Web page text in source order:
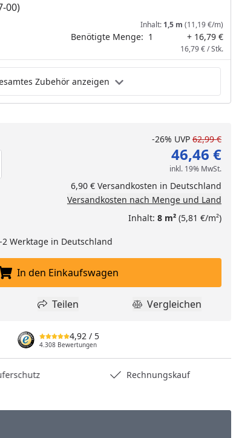
00)
Inhalt: 1,5 m (11,19 €/m)
Benötigte Menge: 1 + 16,79 €
16,79 € / Stk.
Zubehör anzeigen
verringern
manuell eingeben
um eins erhöhen
-26% UVP 62,99 €
46,46 €
inkl. 19% MwSt.
6,90 € Versandkosten in Deutschland
Versandkosten nach Menge und Land
Inhalt: 8 m²(5,81 €/m²)
Werktage in Deutschland
In den Einkaufswagen legen
In den Einkaufswagen
hinzufügen
Teilen
Teilen Produkt
Vergleichen
4,92 / 5
4.308 Bewertungen
Rechnungskauf